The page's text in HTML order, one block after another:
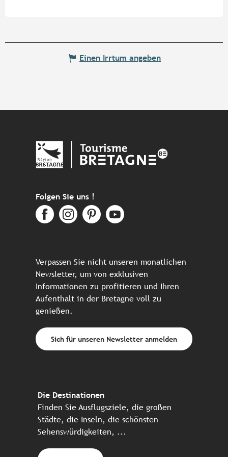
Einen Irrtum angeben
Folgen Sie uns !
Verpassen Sie nicht unseren monatlichen
Newsletter, um von exklusiven
Informationen zu profitieren und Ihren
Aufenthalt in der Bretagne voll zu
genießen.
Sich für unseren Newsletter anmelden
Die Destinationen
Finden Sie Ausflugsziele, die großen
Städte, die Inseln, die schönsten
Sehenswürdigkeiten, ...